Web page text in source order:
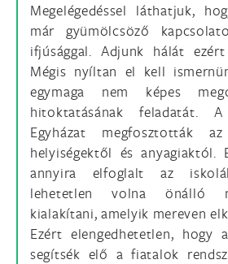
Megelégedéssel láthatjuk,
már gyümölcsöző
ifjúsággal. Adjunk hálát
Mégis nyíltan el kell
egymaga nem képes
hitoktatásának feladatát.
Egyházat megfosztották
helyiségektől és anyagiaktól.
annyira elfoglalt az
lehetetlen volna önálló
kialakítani, amelyik mereven
Ezért elengedhetetlen, hogy
segítsék elő a fiatalok